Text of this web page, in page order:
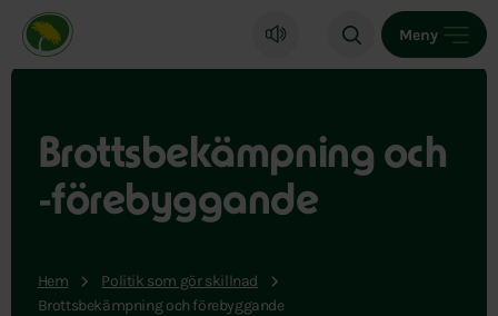
Miljöpartiet de gröna, startsida
Meny
Brottsbekämpning och
-förebyggande
Hem
Politik som gör skillnad
Brottsbekämpning och förebyggande